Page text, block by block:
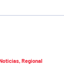
,Regional